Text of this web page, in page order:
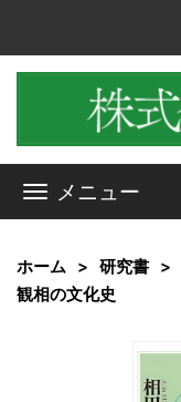
メニュー
ホーム 研究書
観相の文化史